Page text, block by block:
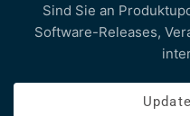
Sind Sie an
Software-Releases,